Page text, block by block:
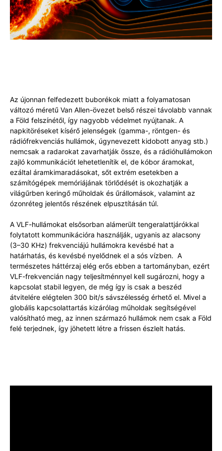
Az újonnan felfedezett buborékok miatt a folyamatosan
változó méretű Van Allen-övezet belső részei távolabb vannak
a Föld felszínétől, így nagyobb védelmet nyújtanak. A
napkitöréseket kísérő jelenségek (gamma-, röntgen- és
rádiófrekvenciás hullámok, úgynevezett kidobott anyag stb.)
nemcsak a radarokat zavarhatják össze, és a rádióhullámokon
zajló kommunikációt lehetetlenítik el, de kóbor áramokat,
ezáltal áramkimaradásokat, sőt extrém esetekben a
számítógépek memóriájának törlődését is okozhatják a
világűrben keringő műholdak és űrállomások, valamint az
ózonréteg jelentős részének elpusztításán túl.
A VLF-hullámokat elsősorban alámerült tengeralattjárókkal
folytatott kommunikációra használják, ugyanis az alacsony
(3–30 KHz) frekvenciájú hullámokra kevésbé hat a
határhatás, és kevésbé nyelődnek el a sós vízben. A
természetes háttérzaj elég erős ebben a tartományban, ezért
VLF-frekvencián nagy teljesítménnyel kell sugározni, hogy a
kapcsolat stabil legyen, de még így is csak a beszéd
átvitelére elégtelen 300 bit/s sávszélesség érhető el. Mivel a
globális kapcsolattartás kizárólag műholdak segítségével
valósítható meg, az innen származó hullámok nem csak a Föld
felé terjednek, így jöhetett létre a frissen észlelt hatás.